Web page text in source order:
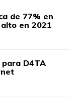
de 77% en
en 2021
D4TA